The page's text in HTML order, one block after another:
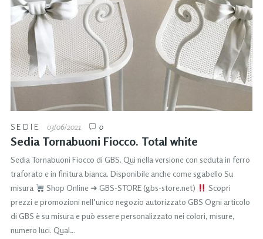
SEDIE 03/06/2021 0
Sedia Tornabuoni Fiocco. Total white
Sedia Tornabuoni Fiocco di GBS. Qui nella versione con seduta in ferro
traforato e in finitura bianca. Disponibile anche come sgabello Su
misura
Shop Online ➜ GBS-STORE (gbs-store.net)
Scopri
prezzi e promozioni nell’unico negozio autorizzato GBS Ogni articolo
di GBS è su misura e può essere personalizzato nei colori, misure,
numero luci. Qual…